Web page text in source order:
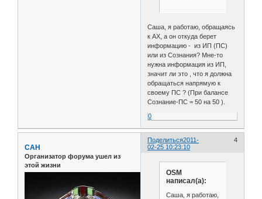
Саша, я работаю, обращаясь
к АХ, а он откуда берет
информацию - из ИП (ПС)
или из Сознания? Мне-то
нужна информация из ИП,
значит ли это , что я должна
обращаться напрямую к
своему ПС ? (При балансе
Сознание-ПС = 50 на 50 ).
0
Поделиться 4
2011-
02-25 10:23:10
САН
Организатор форума ушел из
этой жизни
OSM
написал(а):
Саша, я работаю,